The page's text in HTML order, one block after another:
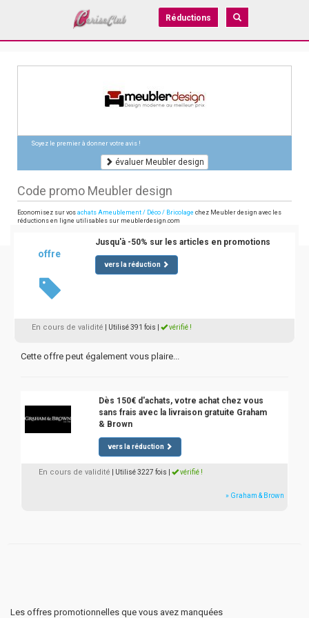
Réductions
Soyez le premier à donner votre avis !
évaluer Meubler design
Code promo Meubler design
Economisez sur vos achats Ameublement / Déco / Bricolage chez Meubler design avec les
réductions en ligne utilisables sur meublerdesign.com
offre
Jusqu'à -50% sur les articles en promotions
vers la réduction
En cours de validité | Utilisé 391 fois vérifié !
Cette offre peut également vous plaire...
Dès 150€ d'achats, votre achat chez vous
sans frais avec la livraison gratuite Graham
& Brown
vers la réduction
En cours de validité | Utilisé 3227 fois vérifié !
» Graham & Brown
Les offres promotionnelles que vous avez manquées